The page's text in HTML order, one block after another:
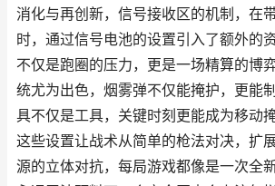
消化与再创新，信号接收区的机制，在
时，通过信号电池的设置引入了额外的
不仅是跑圈的压力，更是一场精算的博
统尤为出色，烟雾弹不仅能掩护，更能
具不仅是工具，关键时刻更能成为移动
这些设置让战术从简单的枪法对决，扩
源的立体对抗，每局游戏都像是一次全